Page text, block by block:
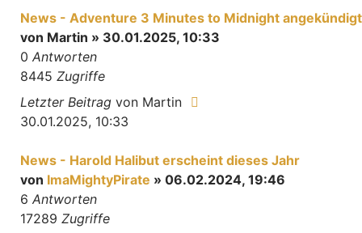
News - Adventure 3 Minutes to Midnight angekündigt
von Martin » 30.01.2025, 10:33
0 Antworten
8445 Zugriffe
Letzter Beitrag von Martin
30.01.2025, 10:33
News - Harold Halibut erscheint dieses Jahr
von ImaMightyPirate » 06.02.2024, 19:46
6 Antworten
17289 Zugriffe